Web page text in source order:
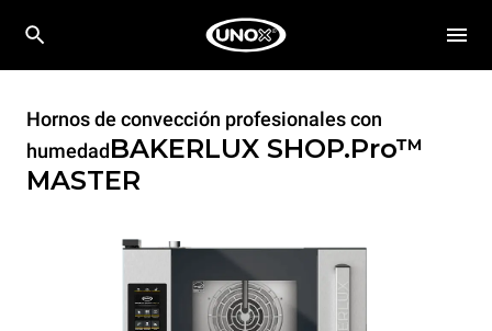
Hornos de convección profesionales con
humedadBAKERLUX SHOP.Pro™
MASTER